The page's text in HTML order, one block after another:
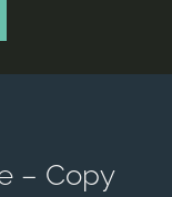
– Copy